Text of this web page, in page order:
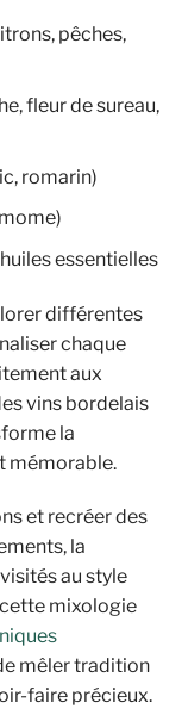
pêches,
fleur de sureau,
romarin)
essentielles
différentes
chaque
aux
vins bordelais
la
mémorable.
et recréer des
la
au style
mixologie
mêler tradition
faire précieux.